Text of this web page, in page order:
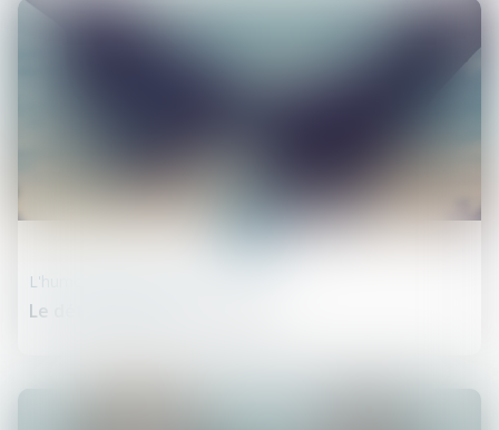
Le détournement de mineur
L'humour et la justice